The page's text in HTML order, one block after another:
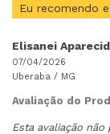
Eu recomendo
07/04/2026
Uberaba / MG
Avaliação do
Esta avaliação